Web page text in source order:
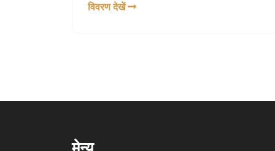
विवरण देखें
मेन्यू